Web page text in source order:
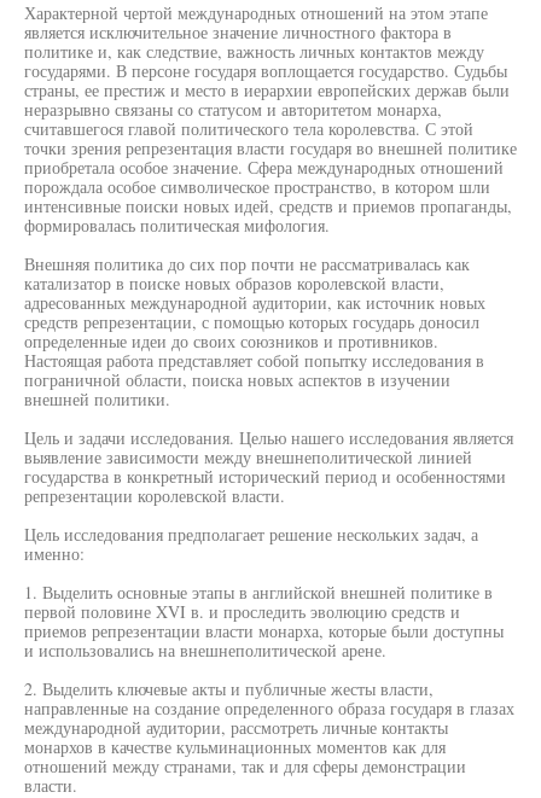
Характерной чертой международных отношений на этом этапе
является исключительное значение личностного фактора в
политике и, как следствие, важность личных контактов между
государями. В персоне государя воплощается государство. Судьбы
страны, ее престиж и место в иерархии европейских держав были
неразрывно связаны со статусом и авторитетом монарха,
считавшегося главой политического тела королевства. С этой
точки зрения репрезентация власти государя во внешней политике
приобретала особое значение. Сфера международных отношений
порождала особое символическое пространство, в котором шли
интенсивные поиски новых идей, средств и приемов пропаганды,
формировалась политическая мифология.
Внешняя политика до сих пор почти не рассматривалась как
катализатор в поиске новых образов королевской власти,
адресованных международной аудитории, как источник новых
средств репрезентации, с помощью которых государь доносил
определенные идеи до своих союзников и противников.
Настоящая работа представляет собой попытку исследования в
пограничной области, поиска новых аспектов в изучении
внешней политики.
Цель и задачи исследования. Целью нашего исследования является
выявление зависимости между внешнеполитической линией
государства в конкретный исторический период и особенностями
репрезентации королевской власти.
Цель исследования предполагает решение нескольких задач, а
именно:
1. Выделить основные этапы в английской внешней политике в
первой половине XVI в. и проследить эволюцию средств и
приемов репрезентации власти монарха, которые были доступны
и использовались на внешнеполитической арене.
2. Выделить ключевые акты и публичные жесты власти,
направленные на создание определенного образа государя в глазах
международной аудитории, рассмотреть личные контакты
монархов в качестве кульминационных моментов как для
отношений между странами, так и для сферы демонстрации
власти.